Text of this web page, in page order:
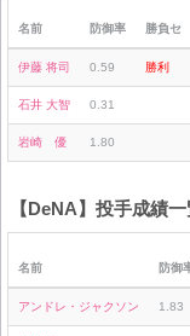
名前 防御率 勝負セ
伊藤 将司 0.59 勝利
石井 大智 0.31
岩崎 優 1.80
【DeNA】投手成績
名前 防御
アンドレ・ジャクソン 1.83